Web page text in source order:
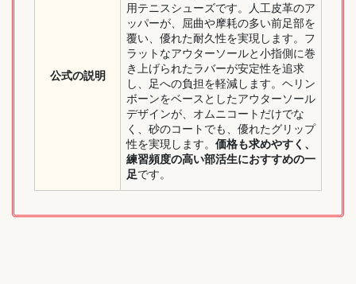
公式の説明
用テニスシューズです。人工皮革のア
ッパーが、屈曲や摩耗の多い前足部を
覆い、優れた耐久性を実現します。フ
ラットなアウターソールと小指側に巻
き上げられたラバーが安定性を追求
し、足への負担を軽減します。ヘリン
ボーンをベースとしたアウターソール
デザインが、オムニコートだけでな
く、砂のコートでも、優れたグリップ
性を実現します。 価格も求めやすく、
練習頻度の高い部活生におすすめの一
足です。